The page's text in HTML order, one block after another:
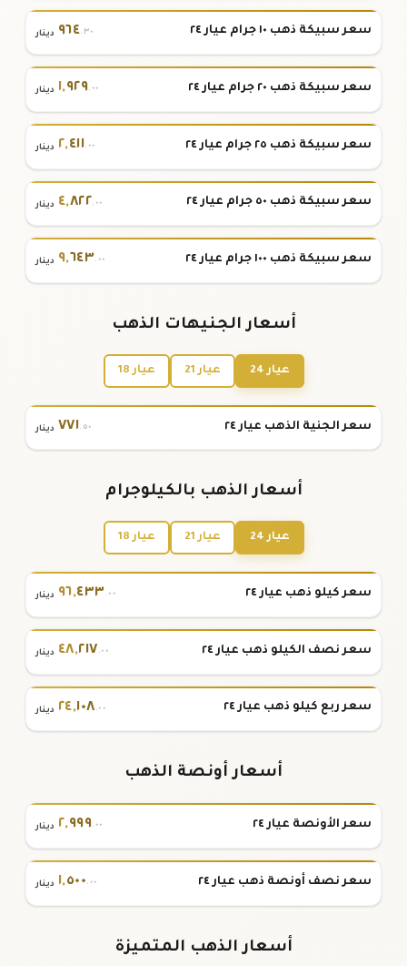
سعر سبيكة ذهب ١٠ جرام عيار ٢٤ ٩٦٤.٣٠ دينار
سعر سبيكة ذهب ٢٠ جرام عيار ٢٤ ١,٩٢٩.٠٠ دينار
سعر سبيكة ذهب ٢٥ جرام عيار ٢٤ ٢,٤١١.٠٠ دينار
سعر سبيكة ذهب ٥٠ جرام عيار ٢٤ ٤,٨٢٢.٠٠ دينار
سعر سبيكة ذهب ١٠٠ جرام عيار ٢٤ ٩,٦٤٣.٠٠ دينار
أسعار الجنيهات الذهب
عيار 24 عيار 21 عيار 18
سعر الجنية الذهب عيار ٢٤ ٧٧١.٥٠ دينار
أسعار الذهب بالكيلوجرام
عيار 24 عيار 21 عيار 18
سعر كيلو ذهب عيار ٢٤ ٩٦,٤٣٣.٠٠ دينار
سعر نصف الكيلو ذهب عيار ٢٤ ٤٨,٢١٧.٠٠ دينار
سعر ربع كيلو ذهب عيار ٢٤ ٢٤,١٠٨.٠٠ دينار
أسعار أونصة الذهب
سعر الأونصة عيار ٢٤ ٢,٩٩٩.٠٠ دينار
سعر نصف أونصة ذهب عيار ٢٤ ١,٥٠٠.٠٠ دينار
أسعار الذهب المتميزة